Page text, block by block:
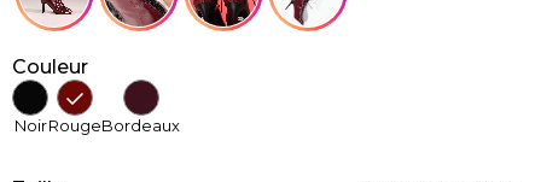
Couleur
NoirRougeBordeaux